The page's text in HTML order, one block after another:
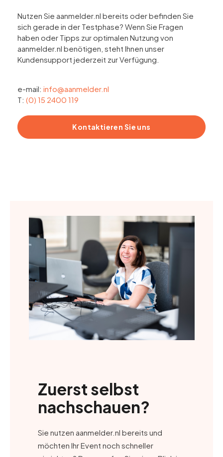
Nutzen Sie aanmelder.nl bereits oder befinden Sie
sich gerade in der Testphase? Wenn Sie Fragen
haben oder Tipps zur optimalen Nutzung von
aanmelder.nl benötigen, steht Ihnen unser
Kundensupport jederzeit zur Verfügung.
e-mail: info@aanmelder.nl
T: (0) 15 2400 119
Kontaktieren Sie uns
Zuerst selbst
nachschauen?
Sie nutzen aanmelder.nl bereits und
möchten Ihr Event noch schneller